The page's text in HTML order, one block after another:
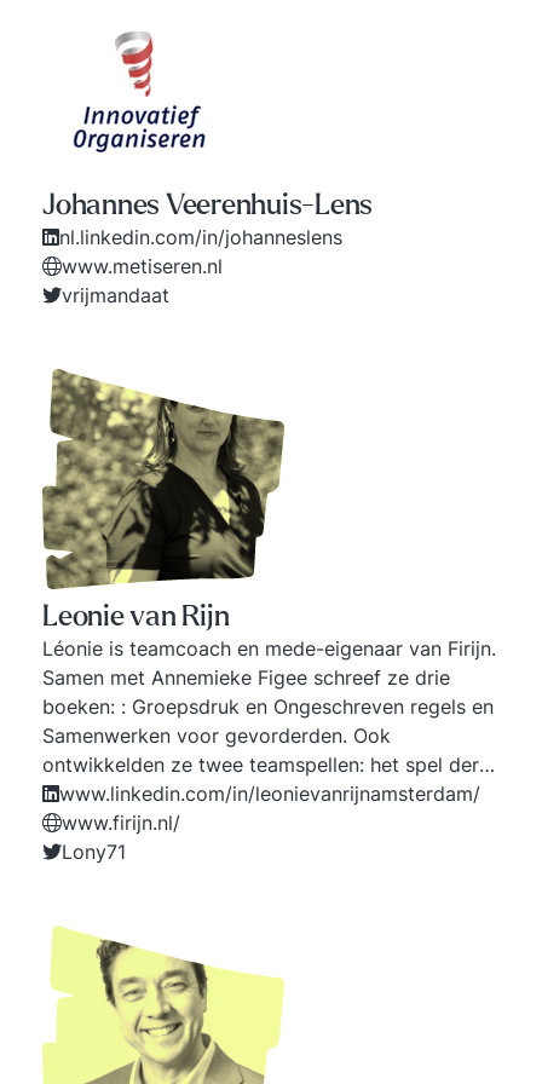
Johannes Veerenhuis-Lens
nl.linkedin.com/in/johanneslens
www.metiseren.nl
vrijmandaat
Leonie van Rijn
Léonie is teamcoach en mede-eigenaar van Firijn.
Samen met Annemieke Figee schreef ze drie
boeken: : Groepsdruk en Ongeschreven regels en
Samenwerken voor gevorderden. Ook
ontwikkelden ze twee teamspellen: het spel der
ongeschreven regels & Olifant in de kamer. Firijn
ontgrendelt de kracht van teams. Firijn coacht
teams en brengt de Firijn-methodiek over in
www.firijnacademie.nl
www.linkedin.com/in/leonievanrijnamsterdam/
www.firijn.nl/
Lony71